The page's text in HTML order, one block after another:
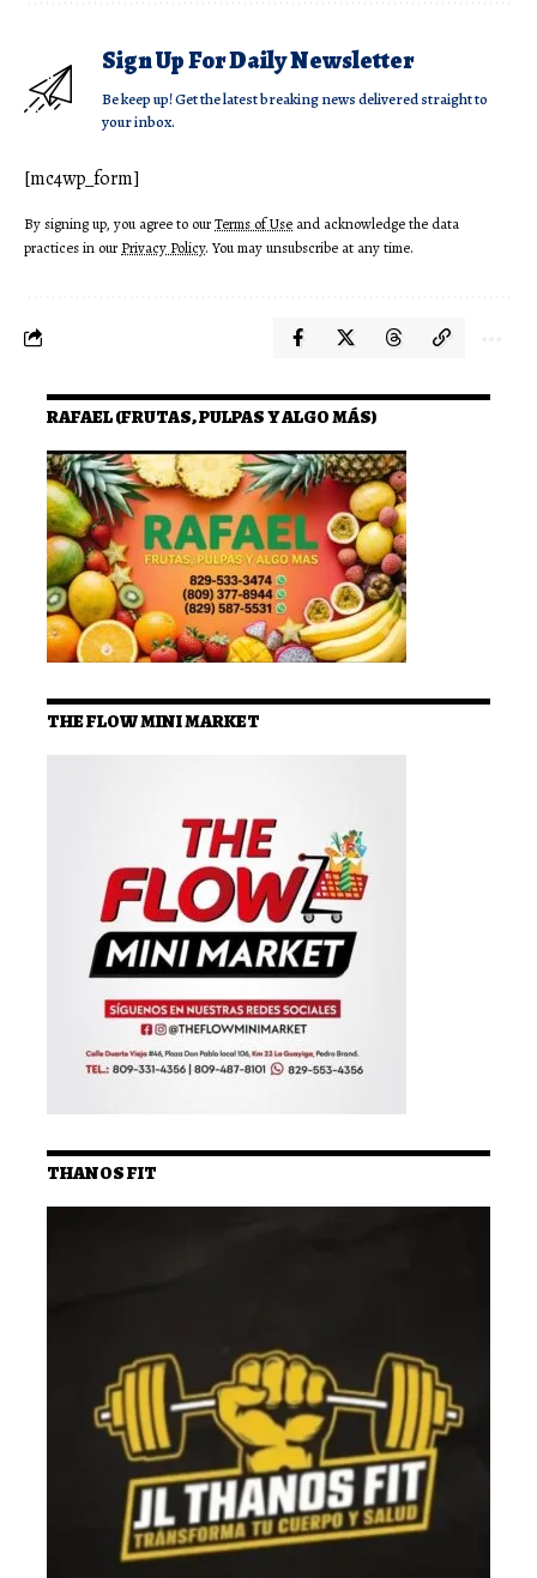
Sign Up For Daily Newsletter
Be keep up! Get the latest breaking news delivered straight to
your inbox.
[mc4wp_form]
By signing up, you agree to ourTerms of Use and acknowledge the data
practices in ourPrivacy Policy. You may unsubscribe at any time.
RAFAEL (FRUTAS, PULPAS Y ALGO MÁS)
THE FLOW MINI MARKET
THANOS FIT